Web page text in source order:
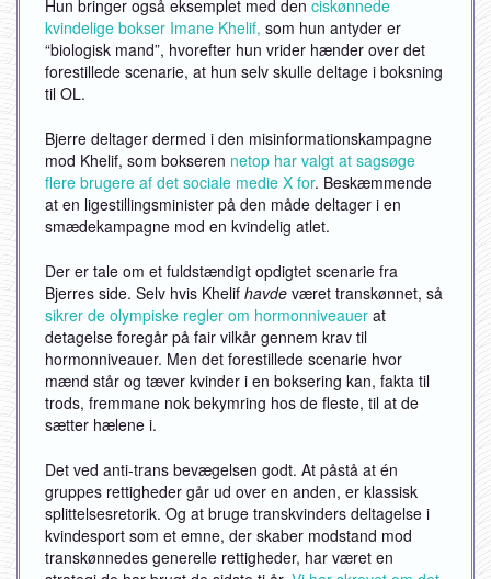
Hun bringer også eksemplet med den ciskønnede
kvindelige bokser Imane Khelif, som hun antyder er
“biologisk mand”, hvorefter hun vrider hænder over det
forestillede scenarie, at hun selv skulle deltage i boksning
til OL.
Bjerre deltager dermed i den misinformationskampagne
mod Khelif, som bokseren netop har valgt at sagsøge
flere brugere af det sociale medie X for. Beskæmmende
at en ligestillingsminister på den måde deltager i en
smædekampagne mod en kvindelig atlet.
Der er tale om et fuldstændigt opdigtet scenarie fra
Bjerres side. Selv hvis Khelif havdeværet transkønnet, så
sikrer de olympiske regler om hormonniveauerat
detagelse foregår på fair vilkår gennem krav til
hormonniveauer. Men det forestillede scenarie hvor
mænd står og tæver kvinder i en boksering kan, fakta til
trods, fremmane nok bekymring hos de fleste, til at de
sætter hælene i.
Det ved anti-trans bevægelsen godt. At påstå at én
gruppes rettigheder går ud over en anden, er klassisk
splittelsesretorik. Og at bruge transkvinders deltagelse i
kvindesport som et emne, der skaber modstand mod
transkønnedes generelle rettigheder, har været en